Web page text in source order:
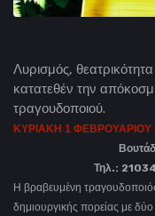
Λυρισμός,
κατατεθέν την
τραγουδοποιού.
ΚΥΡΙΑΚΗ 1 ΦΕΒΡΟΥΑΡΙΟΥ
Τηλ.:
Η βραβευμένη τραγουδοποιός
δημιουργικής πορείας με